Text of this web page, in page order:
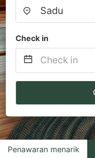
Check in
Navigate
to
interact
with
the
Penawaran menarik